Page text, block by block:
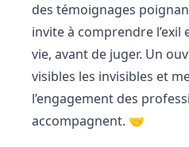
des témoignages
invite à comprendre l’exil
vie, avant de juger. Un
visibles les invisibles et
l’engagement des
accompagnent. 🤝